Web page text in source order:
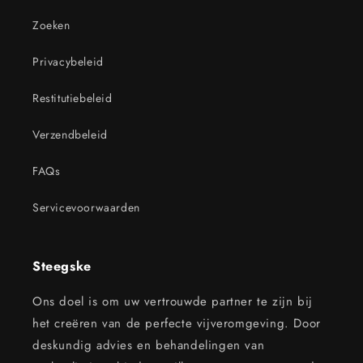
Zoeken
Privacybeleid
Restitutiebeleid
Verzendbeleid
FAQs
Servicevoorwaarden
Steegske
Ons doel is om uw vertrouwde partner te zijn bij
het creëren van de perfecte vijveromgeving. Door
deskundig advies en behandelingen van